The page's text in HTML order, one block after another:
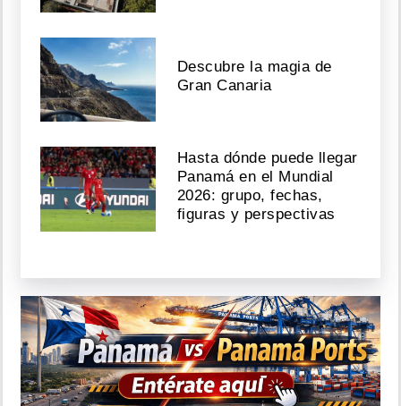
Descubre la magia de
Gran Canaria
Hasta dónde puede llegar
Panamá en el Mundial
2026: grupo, fechas,
figuras y perspectivas